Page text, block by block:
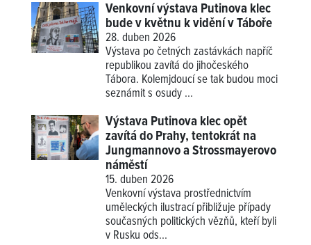
Venkovní výstava Putinova klec
bude v květnu k vidění v Táboře
28. duben 2026
Výstava po četných zastávkách napříč
republikou zavítá do jihočeského
Tábora. Kolemjdoucí se tak budou moci
seznámit s osudy ...
Výstava Putinova klec opět
zavítá do Prahy, tentokrát na
Jungmannovo a Strossmayerovo
náměstí
15. duben 2026
Venkovní výstava prostřednictvím
uměleckých ilustrací přibližuje případy
současných politických vězňů, kteří byli
v Rusku ods...